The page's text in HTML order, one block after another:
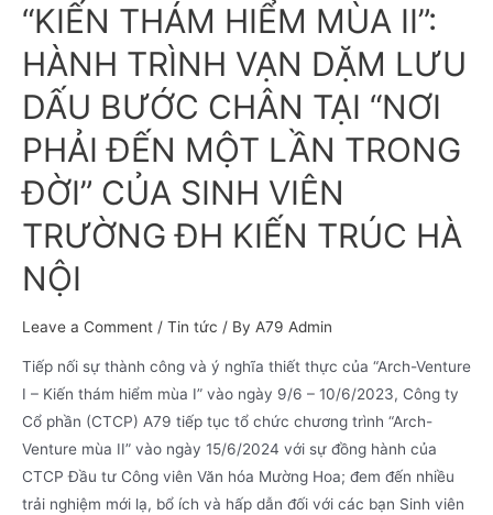
“KIẾN THÁM HIỂM MÙA II”:
HÀNH TRÌNH VẠN DẶM LƯU
DẤU BƯỚC CHÂN TẠI “NƠI
PHẢI ĐẾN MỘT LẦN TRONG
ĐỜI” CỦA SINH VIÊN
TRƯỜNG ĐH KIẾN TRÚC HÀ
NỘI
Leave a Comment / Tin tức / By A79 Admin
Tiếp nối sự thành công và ý nghĩa thiết thực của “Arch-Venture
I – Kiến thám hiểm mùa I” vào ngày 9/6 – 10/6/2023, Công ty
Cổ phần (CTCP) A79 tiếp tục tổ chức chương trình “Arch-
Venture mùa II” vào ngày 15/6/2024 với sự đồng hành của
CTCP Đầu tư Công viên Văn hóa Mường Hoa; đem đến nhiều
trải nghiệm mới lạ, bổ ích và hấp dẫn đối với các bạn Sinh viên